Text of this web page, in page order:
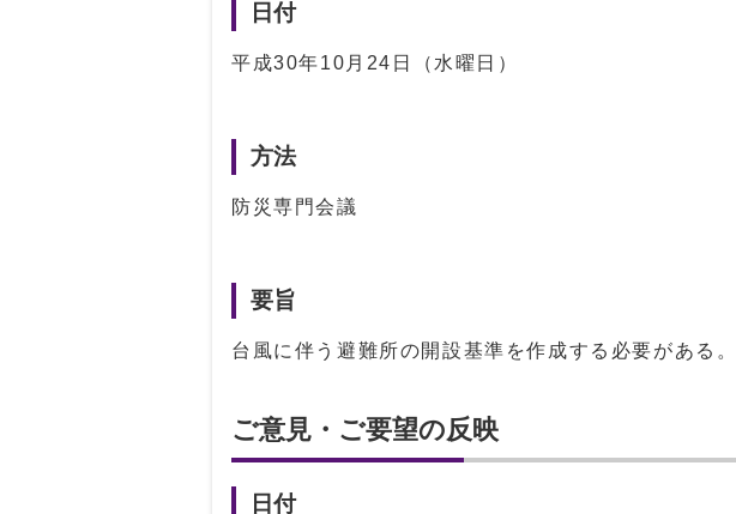
日付
平成30年10月24日（水曜日）
方法
防災専門会議
要旨
台風に伴う避難所の開設基準を作成する必要がある。
ご意見・ご要望の反映
日付